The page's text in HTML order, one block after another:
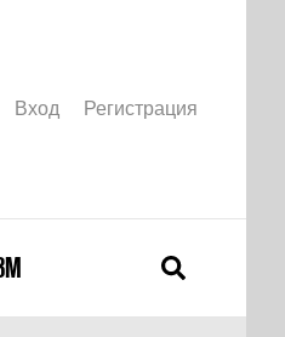
Вход Регистрация